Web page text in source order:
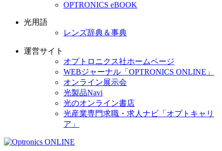
OPTRONICS eBOOK
光用語
レンズ辞典＆事典
運営サイト
オプトロニクス社ホームページ
WEBジャーナル「OPTRONICS ONLINE」
オンライン展示会
光製品Navi
光のオンライン書店
光産業専門求職・求人ナビ「オプトキャリ
ア」